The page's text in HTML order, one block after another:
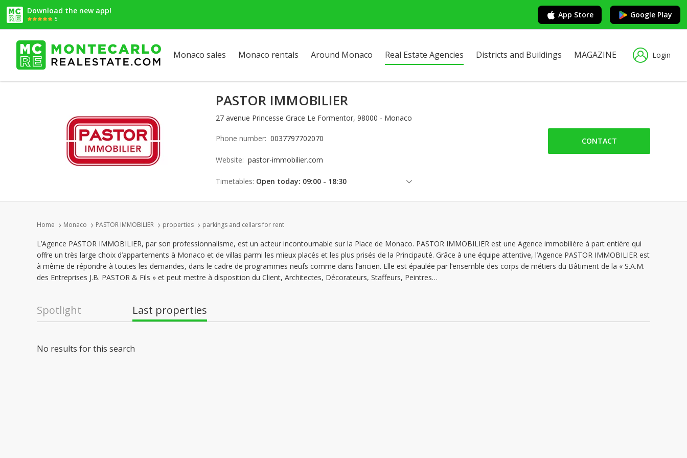
Download the new app!
5 App Store Google Play
Monaco sales Monaco rentals Around Monaco Real Estate Agencies Districts and Buildings MAGAZINE Login
PASTOR IMMOBILIER
27 avenue Princesse Grace Le Formentor, 98000 - Monaco
Phone number: 0037797702070
Website: pastor-immobilier.com
Timetables: Open today: 09:00 - 18:30
Saturday: 09:30 - 12:30
Sunday: Locked down
Monday: 09:00 - 18:30
Tuesday: 09:00 - 18:30
CONTACT
Home Monaco PASTOR IMMOBILIER properties parkings and cellars for rent
L’Agence PASTOR IMMOBILIER, par son professionnalisme, est un acteur incontournable sur la Place de Monaco. PASTOR IMMOBILIER est une Agence immobilière à part entière qui
offre un très large choix d’appartements à Monaco et de villas parmi les mieux placés et les plus prisés de la Principauté. Grâce à une équipe attentive, l’Agence PASTOR IMMOBILIER est
à même de répondre à toutes les demandes, dans le cadre de programmes neufs comme dans l’ancien. Elle est épaulée par l’ensemble des corps de métiers du Bâtiment de la « S.A.M.
des Entreprises J.B. PASTOR & Fils » et peut mettre à disposition du Client, Architectes, Décorateurs, Staffeurs, Peintres…
Spotlight Last properties
No results for this search